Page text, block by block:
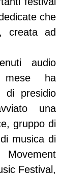
che
creata ad
audio
mese ha
di presidio
una
gruppo di
musica di
Movement
Festival,